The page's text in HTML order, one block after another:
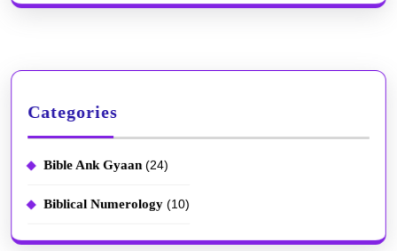
Categories
Bible Ank Gyaan (24)
Biblical Numerology (10)